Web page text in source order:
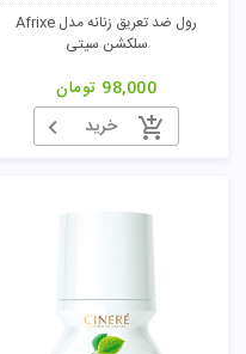
رول ضد تعریق زنانه مدل Afrixe
سلکشن سیتی
98,000 تومان
خرید